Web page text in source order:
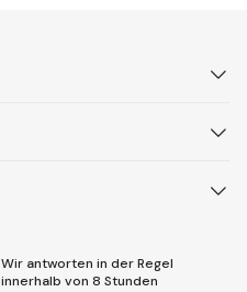
Wir antworten in der Regel
innerhalb von 8 Stunden